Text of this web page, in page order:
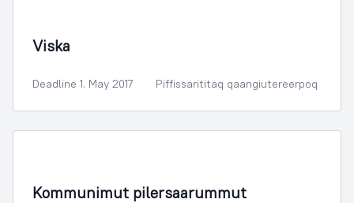
Viska
Deadline 1. May 2017 Piffissarititaq qaangiutereerpoq
Kommunimut pilersaarummut